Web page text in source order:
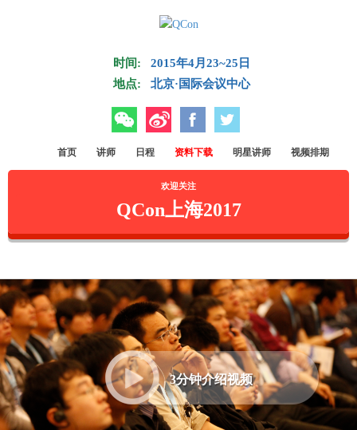
时间:
2015年4月23~25日
地点:
北京·国际会议中心
微信 微博 Facebook
首页 讲师 日程 资料下载 明星讲师 视频排期
欢迎关注
QCon上海2017
3分钟介绍视频